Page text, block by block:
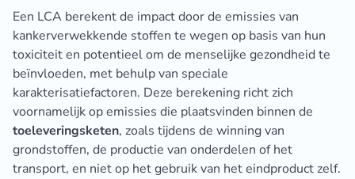
Een LCA berekent de impact door de emissies van
kankerverwekkende stoffen te wegen op basis van hun
toxiciteit en potentieel om de menselijke gezondheid te
beïnvloeden, met behulp van speciale
karakterisatiefactoren. Deze berekening richt zich
voornamelijk op emissies die plaatsvinden binnen de
toeleveringsketen, zoals tijdens de winning van
grondstoffen, de productie van onderdelen of het
transport, en niet op het gebruik van het eindproduct zelf.